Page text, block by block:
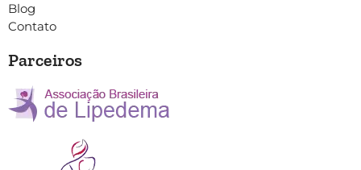
Blog
Contato
Parceiros